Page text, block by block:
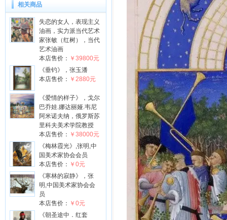
相关商品
失恋的女人，表现主义
油画，实力派当代艺术
家张敏（红树），当代
艺术油画
本店售价： ￥39800元
《垂钓》，张玉潘
本店售价： ￥2880元
《爱情的样子》，戈尔
巴乔娃.娜达丽娅.韦尼
阿米诺夫纳，俄罗斯苏
里科夫美术学院教授
本店售价： ￥38000元
《梅林霞光》,张明,中
国美术家协会会员
本店售价： ￥0元
《寒林的寂静》，张
明,中国美术家协会会
员
本店售价： ￥0元
《朝圣途中．红套